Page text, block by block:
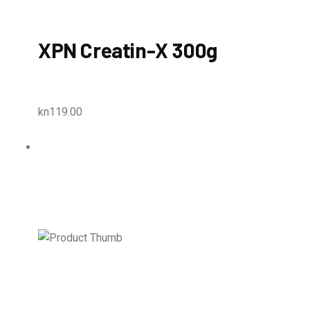
XPN Creatin-X 300g
kn119.00